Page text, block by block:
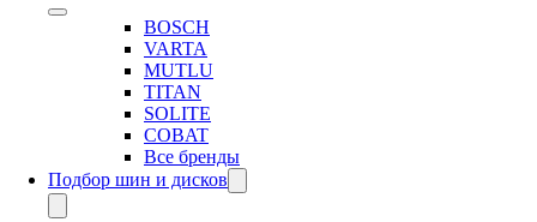
BOSCH
VARTA
MUTLU
TITAN
SOLITE
COBAT
Все бренды
Подбор шин и дисков